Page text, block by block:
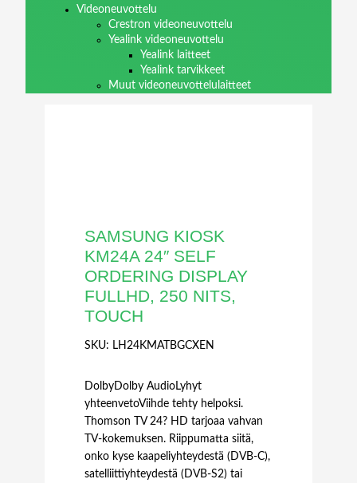
Videoneuvottelu
Crestron videoneuvottelu
Yealink videoneuvottelu
Yealink laitteet
Yealink tarvikkeet
Muut videoneuvottelulaitteet
SAMSUNG KIOSK
KM24A 24″ SELF
ORDERING DISPLAY
FULLHD, 250 NITS,
TOUCH
SKU: LH24KMATBGCXEN
DolbyDolby AudioLyhyt
yhteenvetoViihde tehty helpoksi.
Thomson TV 24? HD tarjoaa vahvan
TV-kokemuksen. Riippumatta siitä,
onko kyse kaapeliyhteydestä (DVB-C),
satelliittiyhteydestä (DVB-S2) tai